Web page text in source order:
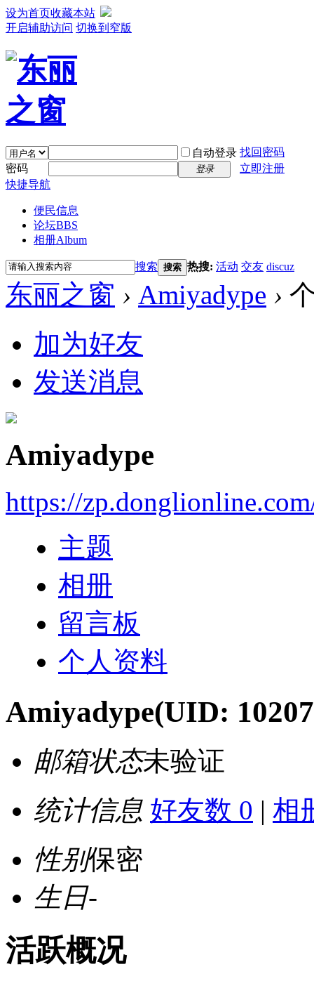
设为首页收藏本站
开启辅助访问 切换到窄版
自动登录 找回密码
密码
登录
立即注册
快捷导航
便民信息
论坛BBS
相册Album
搜索 搜索 热搜: 活动 交友 discuz
东丽之窗 › Amiyadype ›
加为好友
发送消息
Amiyadype
https://
主题
相册
留言板
个人资料
Amiyadype(UID:
邮箱状态未验证
统计信息 好友数 0 | 相
性别保密
生日-
活跃概况